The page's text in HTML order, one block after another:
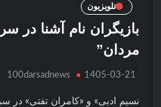
تلویزیون
بازیگران نام آشنا در
مردان”
100darsadnews 1405-03-21
نسیم ادبی» و «کامران تفتی» در